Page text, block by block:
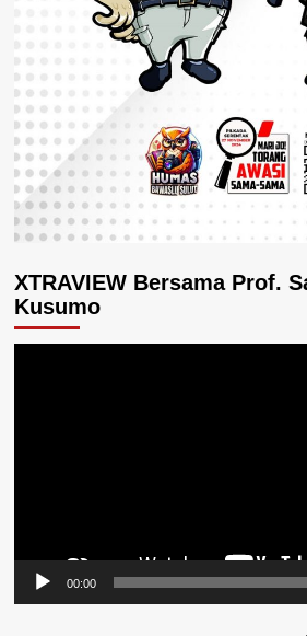
XTRAVIEW Bersama Prof.
Kusumo
00:00